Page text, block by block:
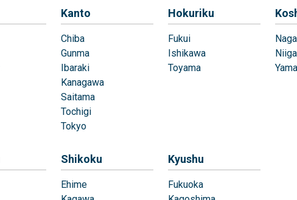
Kanto
Chiba
Gunma
Ibaraki
Kanagawa
Saitama
Tochigi
Tokyo
Hokuriku
Fukui
Ishikawa
Toyama
Shikoku
Ehime
Kyushu
Fukuoka